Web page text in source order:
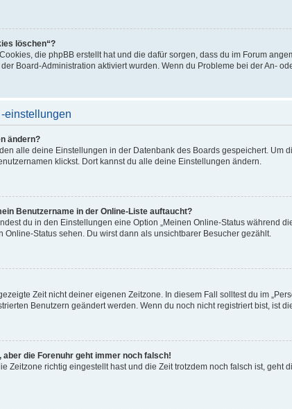
löschen“?
die phpBB erstellt hat und die dafür sorgen, dass du im Forum
der Board-Administration aktiviert wurden. Wenn du Probleme bei der An-
einstellungen
ändern?
alle deine Einstellungen in der Datenbank des Boards gespeichert. Um
klickst. Dort kannst du alle deine Einstellungen ändern.
Benutzername in der Online-Liste auftaucht?
du in den Einstellungen eine Option „Meinen Online-Status während
Online-Status sehen. Du wirst dann als unsichtbarer Besucher gezählt.
Zeit nicht deiner eigenen Zeitzone. In diesem Fall solltest du im
Benutzern geändert werden. Wenn du noch nicht registriert bist, ist
aber die Forenuhr geht immer noch falsch!
Zeitzone richtig eingestellt hast und die Zeit trotzdem noch falsch ist,